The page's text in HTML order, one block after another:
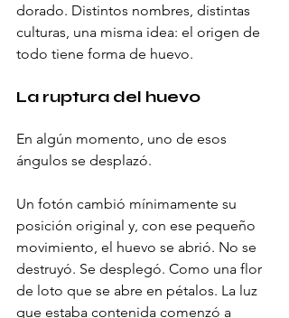
dorado. Distintos nombres, distintas
culturas, una misma idea: el origen de
todo tiene forma de huevo.
La ruptura del huevo
En algún momento, uno de esos
ángulos se desplazó.
Un fotón cambió mínimamente su
posición original y, con ese pequeño
movimiento, el huevo se abrió. No se
destruyó. Se desplegó. Como una flor
de loto que se abre en pétalos. La luz
que estaba contenida comenzó a